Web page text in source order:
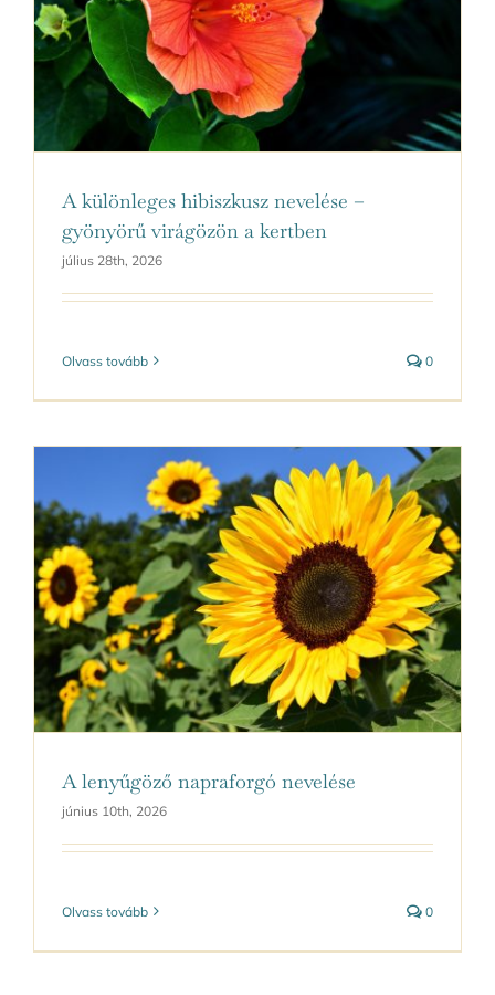
Kapcsolat
A különleges hibiszkusz nevelése –
gyönyörű virágözön a kertben
július 28th, 2026
Olvass tovább 0
A lenyűgöző napraforgó nevelése
június 10th, 2026
Olvass tovább 0